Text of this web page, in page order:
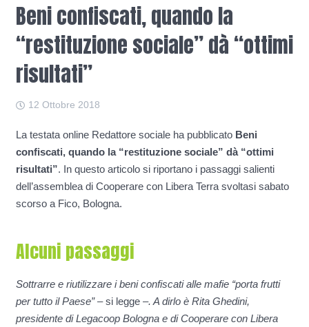
Beni confiscati, quando la
“restituzione sociale” dà “ottimi
risultati”
12 Ottobre 2018
La testata online Redattore sociale ha pubblicato Beni
confiscati, quando la “restituzione sociale” dà “ottimi
risultati”. In questo articolo si riportano i passaggi salienti
dell’assemblea di Cooperare con Libera Terra svoltasi sabato
scorso a Fico, Bologna.
Alcuni passaggi
Sottrarre e riutilizzare i beni confiscati alle mafie “porta frutti
per tutto il Paese”– si legge –. A dirlo è Rita Ghedini,
presidente di Legacoop Bologna e di Cooperare con Libera